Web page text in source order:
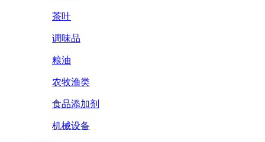
茶叶
调味品
粮油
农牧渔类
食品添加剂
机械设备